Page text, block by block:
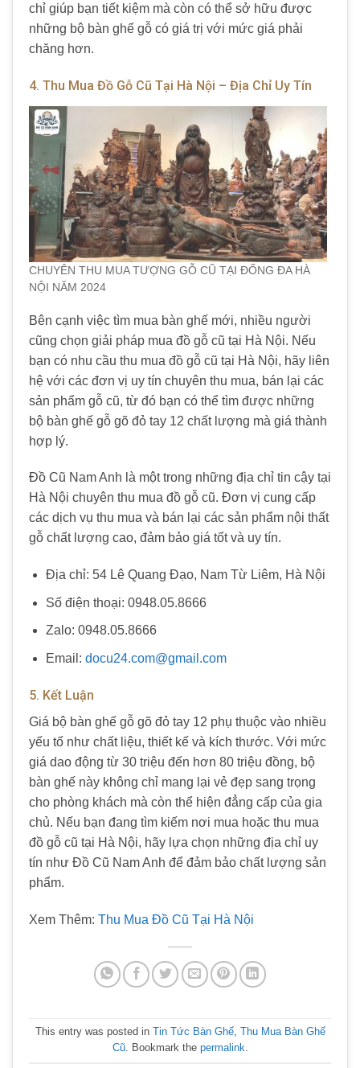
chỉ giúp bạn tiết kiệm mà còn có thể sở hữu được
những bộ bàn ghế gỗ có giá trị với mức giá phải
chăng hơn.
4. Thu Mua Đồ Gỗ Cũ Tại Hà Nội – Địa Chỉ Uy Tín
CHUYÊN THU MUA TƯỢNG GỖ CŨ TẠI ĐỐNG ĐA HÀ
NỘI NĂM 2024
Bên cạnh việc tìm mua bàn ghế mới, nhiều người
cũng chọn giải pháp mua đồ gỗ cũ tại Hà Nội. Nếu
bạn có nhu cầu thu mua đồ gỗ cũ tại Hà Nội, hãy liên
hệ với các đơn vị uy tín chuyên thu mua, bán lại các
sản phẩm gỗ cũ, từ đó bạn có thể tìm được những
bộ bàn ghế gỗ gõ đỏ tay 12 chất lượng mà giá thành
hợp lý.
Đồ Cũ Nam Anh là một trong những địa chỉ tin cậy tại
Hà Nội chuyên thu mua đồ gỗ cũ. Đơn vị cung cấp
các dịch vụ thu mua và bán lại các sản phẩm nội thất
gỗ chất lượng cao, đảm bảo giá tốt và uy tín.
Địa chỉ: 54 Lê Quang Đạo, Nam Từ Liêm, Hà Nội
Số điện thoại: 0948.05.8666
Zalo: 0948.05.8666
Email: docu24.com@gmail.com
5. Kết Luận
Giá bộ bàn ghế gỗ gõ đỏ tay 12 phụ thuộc vào nhiều
yếu tố như chất liệu, thiết kế và kích thước. Với mức
giá dao động từ 30 triệu đến hơn 80 triệu đồng, bộ
bàn ghế này không chỉ mang lại vẻ đẹp sang trọng
cho phòng khách mà còn thể hiện đẳng cấp của gia
chủ. Nếu bạn đang tìm kiếm nơi mua hoặc thu mua
đồ gỗ cũ tại Hà Nội, hãy lựa chọn những địa chỉ uy
tín như Đồ Cũ Nam Anh để đảm bảo chất lượng sản
phẩm.
Xem Thêm: Thu Mua Đồ Cũ Tại Hà Nội
This entry was posted in Tin Tức Bàn Ghế, Thu Mua Bàn Ghế
Cũ. Bookmark the permalink